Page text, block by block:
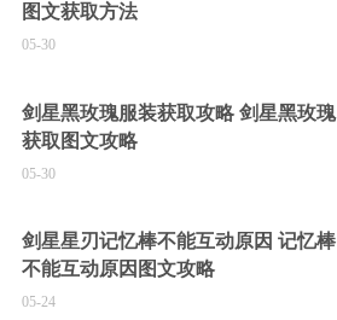
图文获取方法
05-30
剑星黑玫瑰服装获取攻略 剑星黑玫瑰
获取图文攻略
05-30
剑星星刃记忆棒不能互动原因 记忆棒
不能互动原因图文攻略
05-24